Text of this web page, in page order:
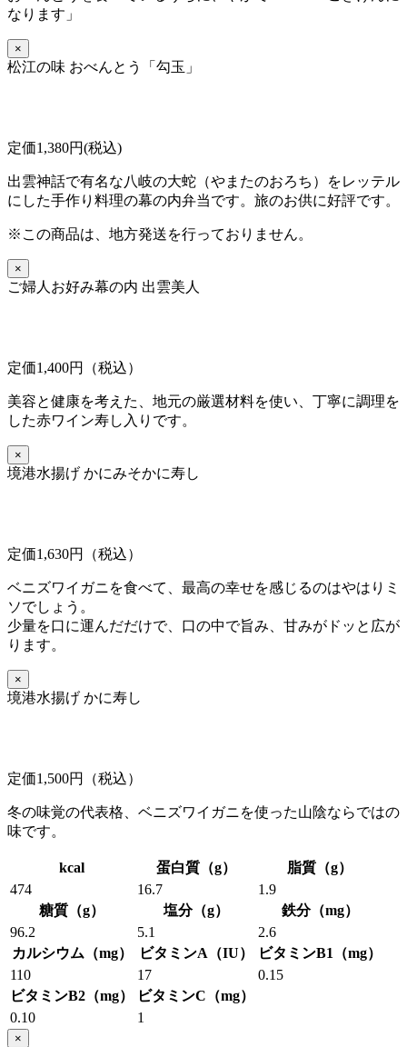
なります」
×
松江の味 おべんとう「勾玉」
定価1,380円(税込)
出雲神話で有名な八岐の大蛇（やまたのおろち）をレッテル
にした手作り料理の幕の内弁当です。旅のお供に好評です。
※この商品は、地方発送を行っておりません。
×
ご婦人お好み幕の内 出雲美人
定価1,400円（税込）
美容と健康を考えた、地元の厳選材料を使い、丁寧に調理を
した赤ワイン寿し入りです。
×
境港水揚げ かにみそかに寿し
定価1,630円（税込）
ベニズワイガニを食べて、最高の幸せを感じるのはやはりミ
ソでしょう。
少量を口に運んだだけで、口の中で旨み、甘みがドッと広が
ります。
×
境港水揚げ かに寿し
定価1,500円（税込）
冬の味覚の代表格、ベニズワイガニを使った山陰ならではの
味です。
kcal 蛋白質（g）
脂質（g）
474
16.7
1.9
糖質（g）
塩分（g）
鉄分（mg）
96.2
5.1
2.6
カルシウム（mg）
ビタミンA（IU）
ビタミンB1（mg）
110
17
0.15
ビタミンB2（mg）
ビタミンC（mg）
0.10
1
×